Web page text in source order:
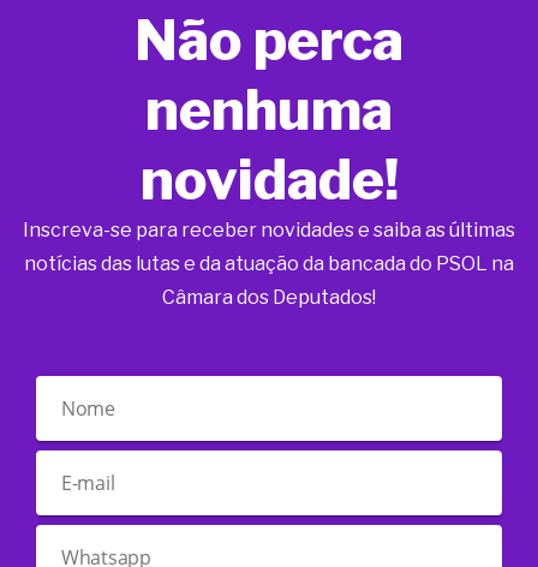
Não perca
nenhuma
novidade!
Inscreva-se para receber novidades e saiba as últimas
notícias das lutas e da atuação da bancada do PSOL na
Câmara dos Deputados!